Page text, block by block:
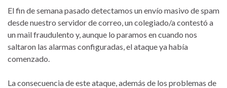
El fin de semana pasado detectamos un envío masivo de spam
desde nuestro servidor de correo, un colegiado/a contestó a
un mail fraudulento y, aunque lo paramos en cuando nos
saltaron las alarmas configuradas, el ataque ya había
comenzado.
La consecuencia de este ataque, además de los problemas de